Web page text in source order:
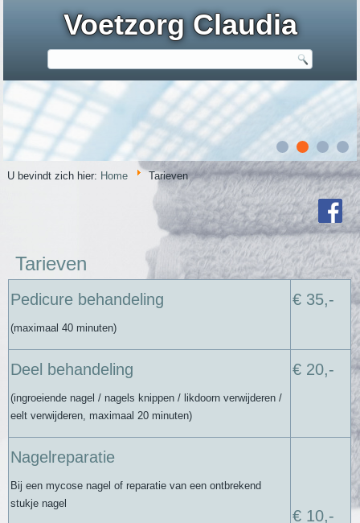
Voetzorg Claudia
U bevindt zich hier: Home Tarieven
Tarieven
Pedicure behandeling
(maximaal 40 minuten)
€ 35,-
Deel behandeling
(ingroeiende nagel / nagels knippen / likdoorn verwijderen /
eelt verwijderen, maximaal 20 minuten)
€ 20,-
Nagelreparatie
Bij een mycose nagel of reparatie van een ontbrekend
stukje nagel
€ 10,-